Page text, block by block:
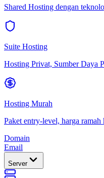
Shared Hosting dengan
Suite Hosting
Hosting Privat, Sumber Daya
Hosting Murah
Paket entry-level, harga ramah
Domain
Email
Server